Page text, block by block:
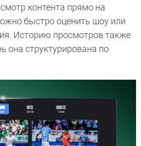
контента прямо на
быстро оценить шоу или
Историю просмотров также
она структурирована по